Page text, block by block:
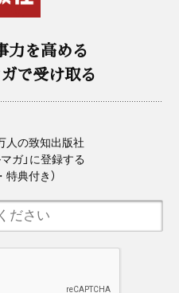
力を高める
で受け取る
人の致知出版社
ガ」に登録する
特典付き）